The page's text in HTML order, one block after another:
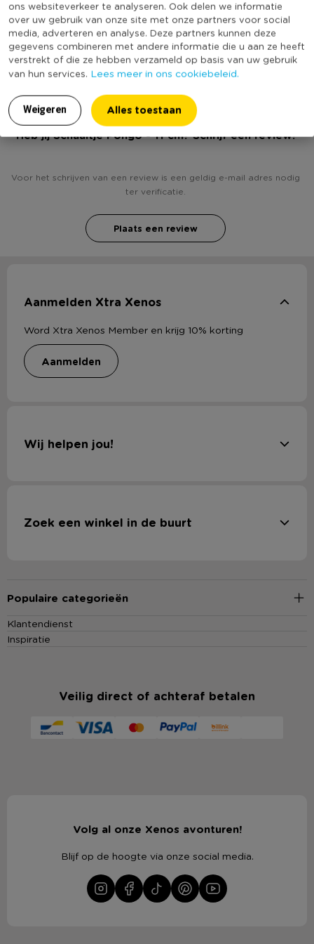
ons websiteverkeer te analyseren. Ook delen we informatie
over uw gebruik van onze site met onze partners voor social
media, adverteren en analyse. Deze partners kunnen deze
gegevens combineren met andere informatie die u aan ze heeft
verstrekt of die ze hebben verzameld op basis van uw gebruik
van hun services. Lees meer in ons cookiebeleid.
Weigeren Alles toestaan
Vaatwasmachine bestendig
Ja
Geschikt voor magnetron
Ja
Duurzaamheidsscore
(Nog) geen score
bekend
Heb jij Schaaltje Pongo - 11 cm? Schrijf een review!
Voor het schrijven van een review is een geldig e-mail adres nodig
ter verificatie.
Plaats een review
Aanmelden Xtra Xenos
Word Xtra Xenos Member en krijg 10% korting
aanmelden
Wij helpen jou!
Zoek een winkel in de buurt
Populaire categorieën
Klantendienst
Inspiratie
Veilig direct of achteraf betalen
Volg al onze Xenos avonturen!
Blijf op de hoogte via onze social media.